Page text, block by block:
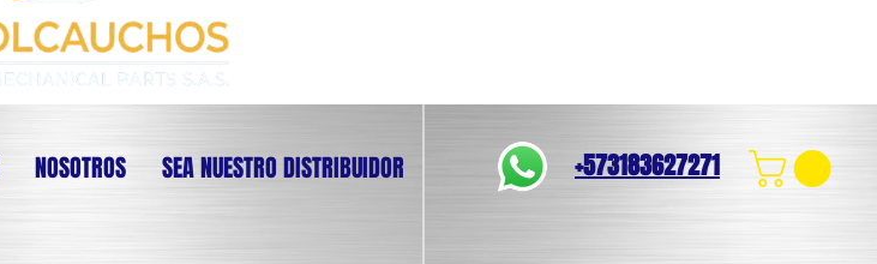
NOSOTROS SEA NUESTRO DISTRIBUIDOR +573183627271